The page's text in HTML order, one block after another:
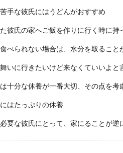
彼氏の仕事が
仕事が忙しい彼氏
考えているのか...
彼氏が急に優
お付き合いをして
手な彼氏にはうどんがおすすめ
彼氏の家へご飯を作りに行く時に持
べられない場合は、水分を取ること
いに行きたいけど来なくていいよと
十分な休養が一番大切、その点を考
はたっぷりの休養
要な彼氏にとって、家にることが逆